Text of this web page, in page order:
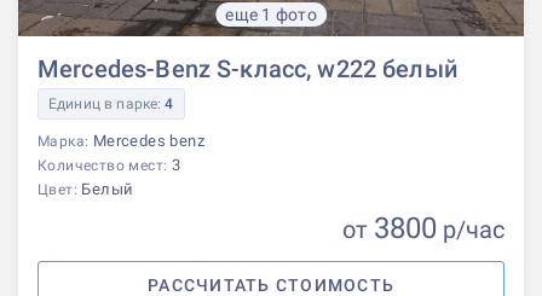
еще 1 фото
Mercedes-Benz S-класс, w222 белый
Единиц в парке:4
Марка: Mercedes benz
Количество мест: 3
Цвет: Белый
от 3800 р/час
РАССЧИТАТЬ СТОИМОСТЬ